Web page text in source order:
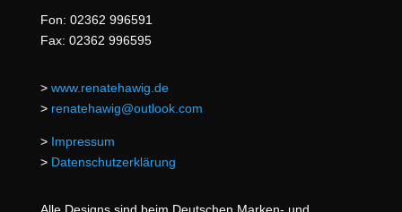
Fon: 02362 996591
Fax: 02362 996595
> www.renatehawig.de
> renatehawig@outlook.com
> Impressum
> Datenschutzerklärung